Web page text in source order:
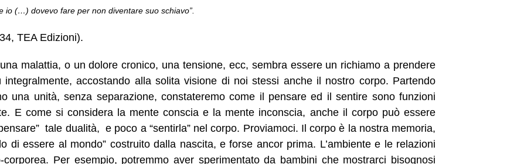
(…) dovevo fare per non diventare suo schiavo”.
TEA Edizioni).
malattia, o un dolore cronico, una tensione, ecc, sembra essere un richiamo a prendere
accostando alla solita visione di noi stessi anche il nostro corpo. Partendo
una unità, senza separazione, constateremo come il pensare ed il sentire sono funzioni
E come si considera la mente conscia e la mente inconscia, anche il corpo può essere
tale dualità, e poco a “sentirla” nel corpo. Proviamoci. Il corpo è la nostra memoria,
di essere al mondo” costruito dalla nascita, e forse ancor prima. L’ambiente e le relazioni
Per esempio, potremmo aver sperimentato da bambini che mostrarci bisognosi